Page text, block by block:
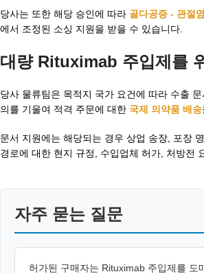
당사는 또한 해당 승인에 따라 골다공증 - 관절염
에서 조정된 소싱 지원을 받을 수 있습니다.
대량 Rituximab 주입제를
당사 물류팀은 목적지 국가 요건에 따라 수출
의를 기울여 적격 주문에 대한 국제 의약품 배송
문서 지원에는 해당되는 경우 상업 송장, 포장
경로에 대한 현지 규정, 수입업체 허가, 처방전
자주 묻는 질문
허가된 구매자는 Rituximab 주입제를 도